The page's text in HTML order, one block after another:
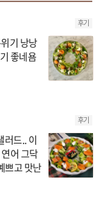
후기
기 낭낭
좋네욤
후기
러드.. 이
어 그닥
쁘고 맛난